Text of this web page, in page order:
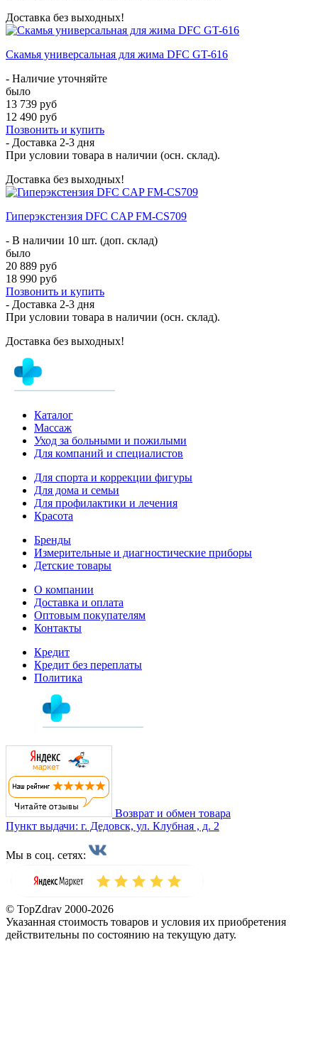
Доставка без выходных!
Скамья универсальная для жима DFC GT-616
- Наличие уточняйте
было
13 739 руб
12 490 руб
Позвонить и купить
- Доставка 2-3 дня
При условии товара в наличии (осн. склад).
Доставка без выходных!
Гиперэкстензия DFC CAP FM-CS709
- В наличии 10 шт. (доп. склад)
было
20 889 руб
18 990 руб
Позвонить и купить
- Доставка 2-3 дня
При условии товара в наличии (осн. склад).
Доставка без выходных!
Каталог
Массаж
Уход за больными и пожилыми
Для компаний и специалистов
Для спорта и коррекции фигуры
Для дома и семьи
Для профилактики и лечения
Красота
Бренды
Измерительные и диагностические приборы
Детские товары
О компании
Доставка и оплата
Оптовым покупателям
Контакты
Кредит
Кредит без переплаты
Политика
Возврат и обмен товара
Пункт выдачи: г. Дедовск, ул. Клубная , д. 2
Мы в соц. сетях:
© TopZdrav 2000-2026
Указанная стоимость товаров и условия их приобретения
действительны по состоянию на текущую дату.